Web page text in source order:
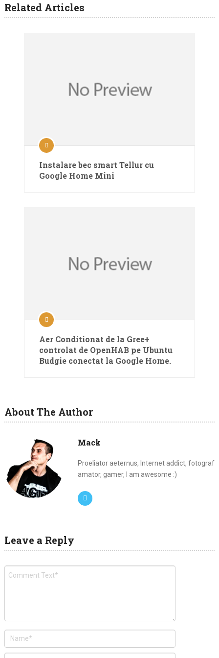
Related Articles
Instalare bec smart Tellur cu
Google Home Mini
Aer Conditionat de la Gree+
controlat de OpenHAB pe Ubuntu
Budgie conectat la Google Home.
About The Author
Mack
Proeliator aeternus, Internet addict, fotograf
amator, gamer, I am awesome :)
Leave a Reply